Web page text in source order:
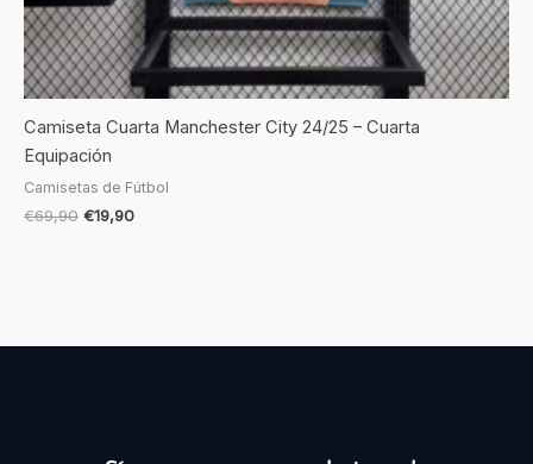
Camiseta Cuarta Manchester City 24/25 – Cuarta
Equipación
Camisetas de Fútbol
€69,90 €19,90